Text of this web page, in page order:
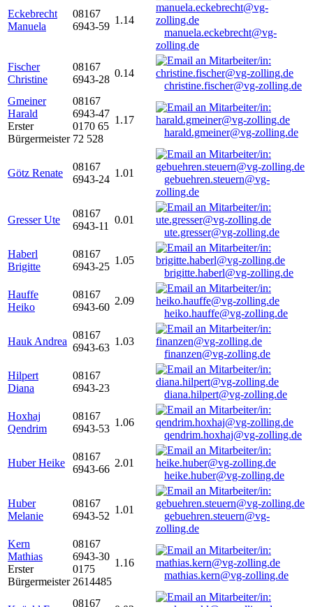
Eckebrecht
Manuela
08167
6943-59
1.14
manuela.eckebrecht@vg-
zolling.de
Fischer
Christine
08167
6943-28
0.14
christine.fischer@vg-zolling.de
Gmeiner
Harald
Erster
Bürgermeister
08167
6943-47
0170 65
72 528
1.17
harald.gmeiner@vg-zolling.de
Götz Renate
08167
6943-24
1.01
gebuehren.steuern@vg-
zolling.de
Gresser Ute
08167
6943-11
0.01
ute.gresser@vg-zolling.de
Haberl
Brigitte
08167
6943-25
1.05
brigitte.haberl@vg-zolling.de
Hauffe
Heiko
08167
6943-60
2.09
heiko.hauffe@vg-zolling.de
Hauk Andrea
08167
6943-63
1.03
finanzen@vg-zolling.de
Hilpert
Diana
08167
6943-23
diana.hilpert@vg-zolling.de
Hoxhaj
Qendrim
08167
6943-53
1.06
qendrim.hoxhaj@vg-zolling.de
Huber Heike
08167
6943-66
2.01
heike.huber@vg-zolling.de
Huber
Melanie
08167
6943-52
1.01
gebuehren.steuern@vg-
zolling.de
Kern
Mathias
Erster
Bürgermeister
08167
6943-30
0175
2614485
1.16
mathias.kern@vg-zolling.de
08167